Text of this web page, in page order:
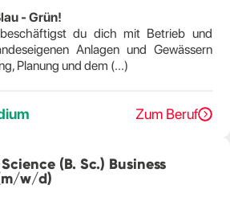
- Grün!
beschäftigst du dich mit Betrieb und
Anlagen und Gewässern
Planung und dem (...)
Zum Beruf
(B. Sc.) Business
w/d)